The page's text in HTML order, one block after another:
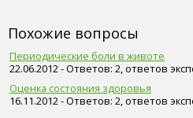
Похожие вопросы
Периодические боли в животе
22.06.2012 - Ответов: 2, ответов
Оценка состояния здоровья
16.11.2012 - Ответов: 2, ответов